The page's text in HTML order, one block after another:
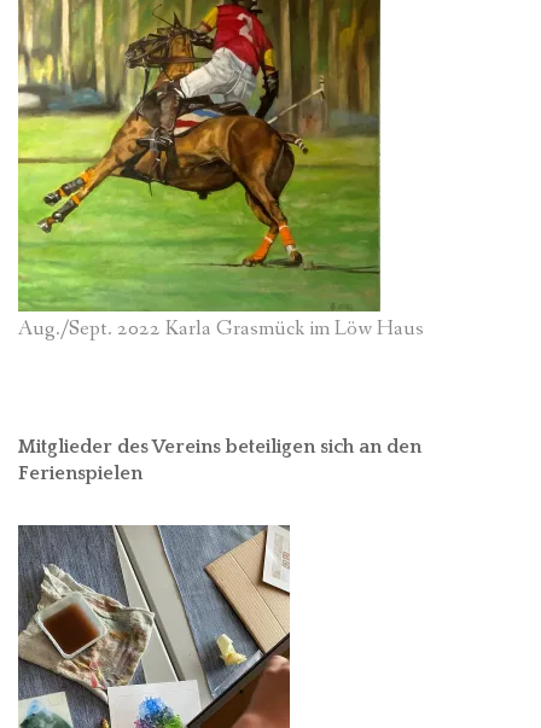
Aug./Sept. 2022 Karla Grasmück im Löw Haus
Mitglieder des Vereins beteiligen sich an den
Ferienspielen